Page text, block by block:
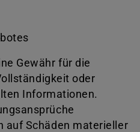
Gewähr für die
oder
Informationen.
auf Schäden materieller